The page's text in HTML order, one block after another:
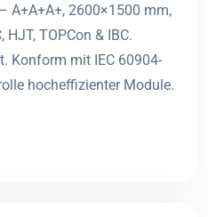
A+A+A+, 2600×1500 mm,
TOPCon & IBC.
Konform mit IEC 60904-
hocheffizienter Module.